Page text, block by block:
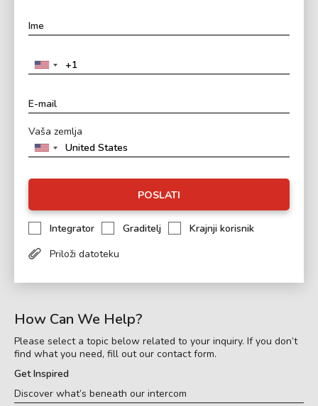
Vaša zemlja
POSLATI
Integrator Graditelj
Krajnji korisnik
Priloži datoteku
How Can We Help?
Please select a topic below related to your inquiry. If you don’t
find what you need, fill out our contact form.
Get Inspired
Discover what’s beneath our intercom